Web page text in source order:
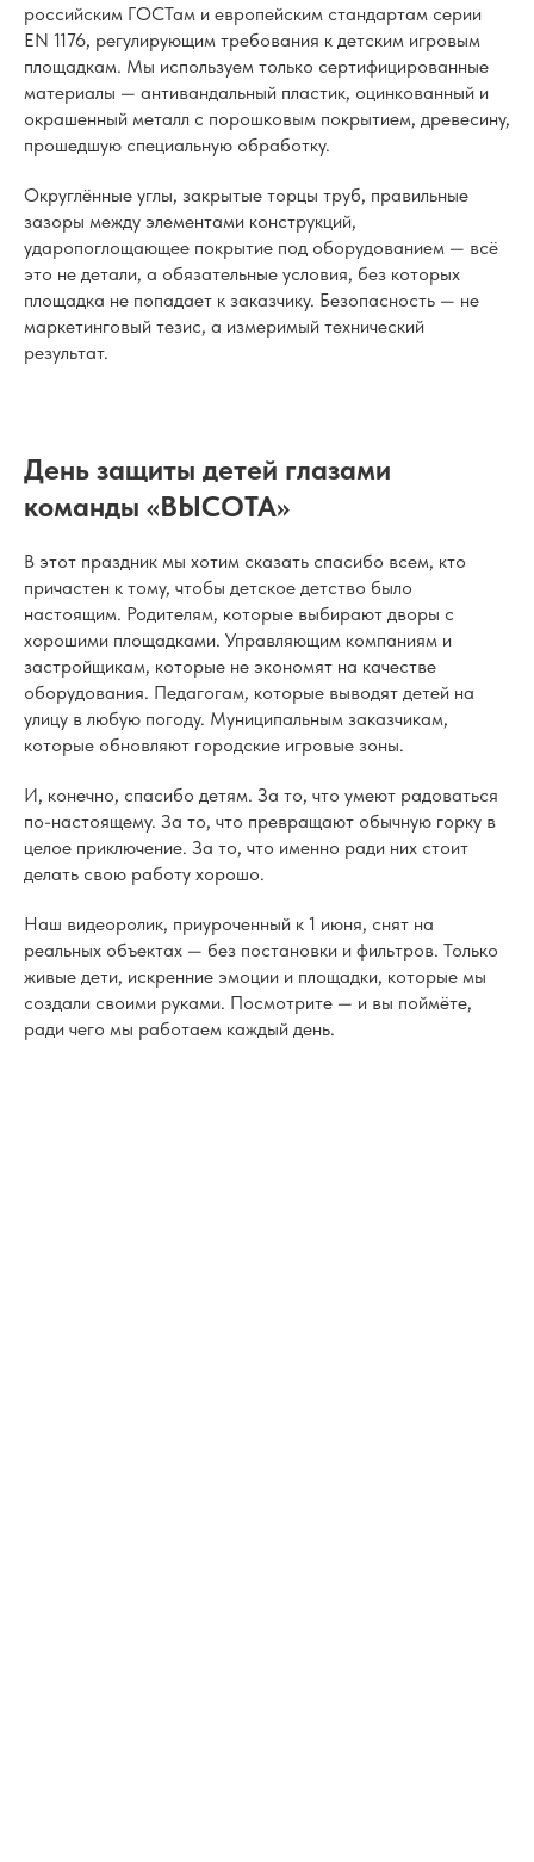
российским ГОСТам и европейским стандартам серии
EN 1176, регулирующим требования к детским игровым
площадкам. Мы используем только сертифицированные
материалы — антивандальный пластик, оцинкованный и
окрашенный металл с порошковым покрытием, древесину,
прошедшую специальную обработку.
Округлённые углы, закрытые торцы труб, правильные
зазоры между элементами конструкций,
ударопоглощающее покрытие под оборудованием — всё
это не детали, а обязательные условия, без которых
площадка не попадает к заказчику. Безопасность — не
маркетинговый тезис, а измеримый технический
результат.
День защиты детей глазами
команды «ВЫСОТА»
В этот праздник мы хотим сказать спасибо всем, кто
причастен к тому, чтобы детское детство было
настоящим. Родителям, которые выбирают дворы с
хорошими площадками. Управляющим компаниям и
застройщикам, которые не экономят на качестве
оборудования. Педагогам, которые выводят детей на
улицу в любую погоду. Муниципальным заказчикам,
которые обновляют городские игровые зоны.
И, конечно, спасибо детям. За то, что умеют радоваться
по-настоящему. За то, что превращают обычную горку в
целое приключение. За то, что именно ради них стоит
делать свою работу хорошо.
Наш видеоролик, приуроченный к 1 июня, снят на
реальных объектах — без постановки и фильтров. Только
живые дети, искренние эмоции и площадки, которые мы
создали своими руками. Посмотрите — и вы поймёте,
ради чего мы работаем каждый день.